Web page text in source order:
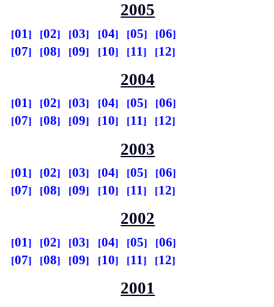
2005
01 02 03 04 05
06
07
08 09 10 11 12
2004
01 02 03 04 05
06
07
08 09 10 11 12
2003
01 02 03 04 05
06
07
08 09 10 11 12
2002
01 02 03 04 05
06
07
08 09 10 11 12
2001